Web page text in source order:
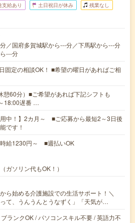
支給あり 土日祝日が休み 残業なし
／国府多賀城駅から---分／下馬駅から---分
---分
固定の相談OK！ ■希望の曜日があればご相
憩60分）■ご希望があれば下記シフトも
18:00遅番 …
用中！】2カ月～ ■ご応募から最短2～3日後
です！
給1230円～ ■週払いOK
ガソリン代もOK！）
ら始める介護施設での生活サポート！＼
って、うんうんとうなずく」「天気が…
ランクOK / パソコンスキル不要 / 英語力不